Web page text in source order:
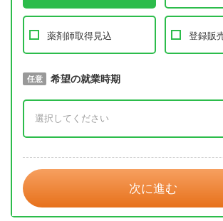
薬剤師取得見込 登録販
必須 取得予定年
任意 希望の就業時期
次に進む